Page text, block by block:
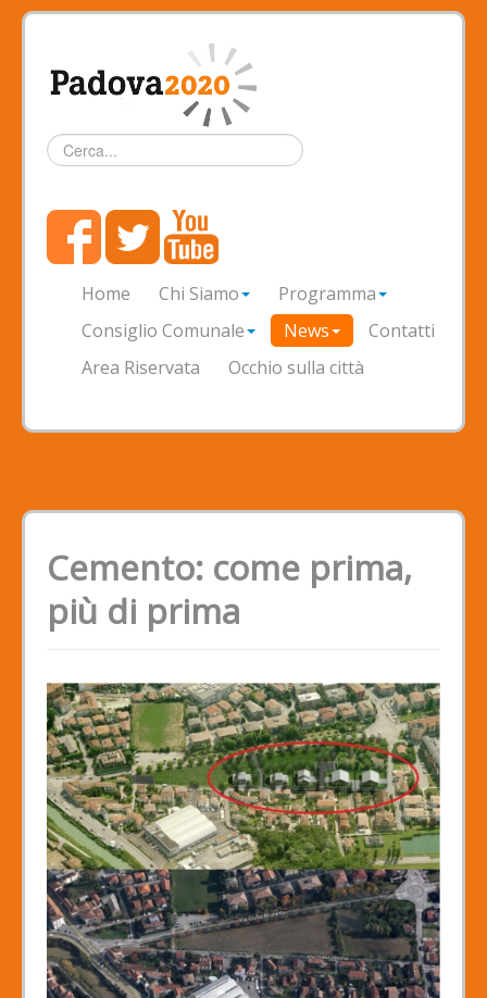
Cerca...
Home Chi Siamo
Programma
Consiglio Comunale
News
Contatti
Area Riservata
Occhio sulla città
Cemento: come prima,
più di prima